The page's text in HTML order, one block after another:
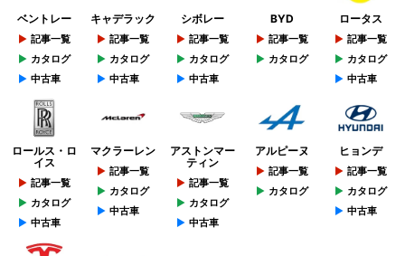
ベントレー
記事一覧
カタログ
中古車
キャデラック
記事一覧
カタログ
中古車
シボレー
記事一覧
カタログ
中古車
BYD
記事一覧
カタログ
ロータス
記事一覧
カタログ
中古車
ロールス・ロ
イス
記事一覧
カタログ
中古車
マクラーレン
記事一覧
カタログ
中古車
アストンマー
ティン
記事一覧
カタログ
中古車
アルピーヌ
記事一覧
カタログ
ヒョンデ
記事一覧
カタログ
中古車